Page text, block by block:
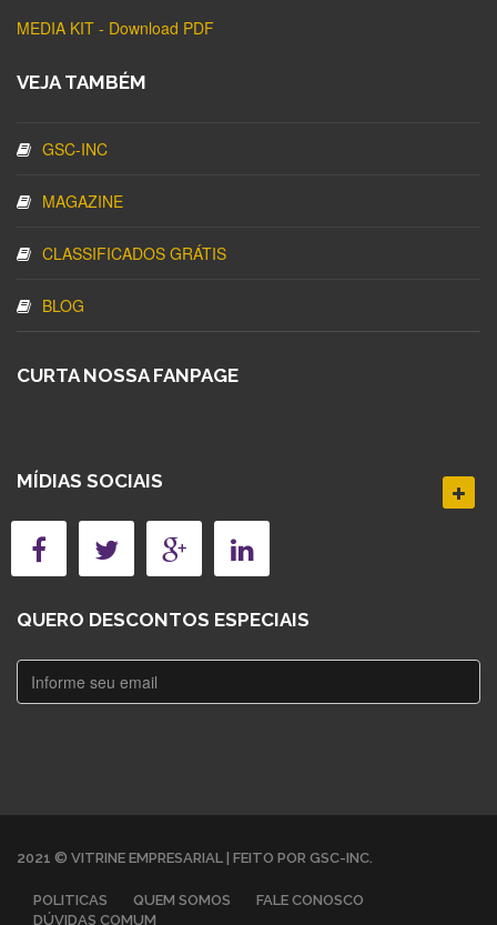
MEDIA KIT - Download PDF
VEJA TAMBÉM
GSC-INC
MAGAZINE
CLASSIFICADOS GRÁTIS
BLOG
CURTA NOSSA FANPAGE
MÍDIAS SOCIAIS
QUERO DESCONTOS ESPECIAIS
2021 © VITRINE EMPRESARIAL | FEITO POR GSC-INC.
POLITICAS QUEM SOMOS
FALE CONOSCO
DÚVIDAS COMUM